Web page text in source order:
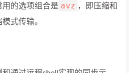
用的选项组合是 avz ，即压缩和
式传输。